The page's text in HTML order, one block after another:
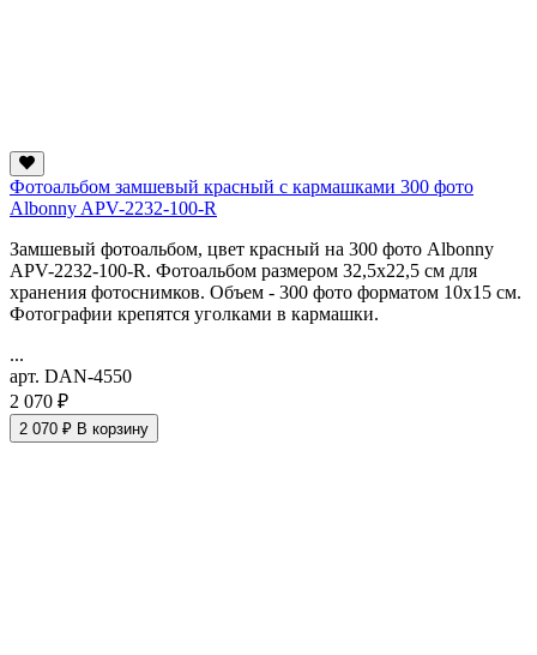
Фотоальбом замшевый красный с кармашками 300 фото
Albonny APV-2232-100-R
Замшевый фотоальбом, цвет красный на 300 фото Albonny
APV-2232-100-R. Фотоальбом размером 32,5x22,5 см для
хранения фотоснимков. Объем - 300 фото форматом 10х15 см.
Фотографии крепятся уголками в кармашки.
...
арт. DAN-4550
2 070 ₽
2 070 ₽ В корзину